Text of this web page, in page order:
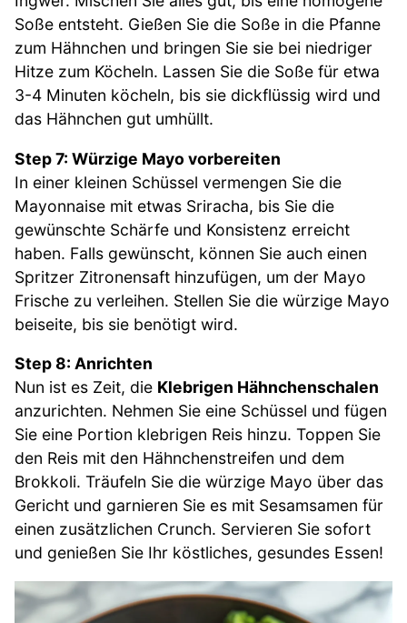
Soße entsteht. Gießen Sie die Soße in die Pfanne
zum Hähnchen und bringen Sie sie bei niedriger
Hitze zum Köcheln. Lassen Sie die Soße für etwa
3-4 Minuten köcheln, bis sie dickflüssig wird und
das Hähnchen gut umhüllt.
Step 7: Würzige Mayo vorbereiten
In einer kleinen Schüssel vermengen Sie die
Mayonnaise mit etwas Sriracha, bis Sie die
gewünschte Schärfe und Konsistenz erreicht
haben. Falls gewünscht, können Sie auch einen
Spritzer Zitronensaft hinzufügen, um der Mayo
Frische zu verleihen. Stellen Sie die würzige Mayo
beiseite, bis sie benötigt wird.
Step 8: Anrichten
Nun ist es Zeit, die Klebrigen Hähnchenschalen
anzurichten. Nehmen Sie eine Schüssel und fügen
Sie eine Portion klebrigen Reis hinzu. Toppen Sie
den Reis mit den Hähnchenstreifen und dem
Brokkoli. Träufeln Sie die würzige Mayo über das
Gericht und garnieren Sie es mit Sesamsamen für
einen zusätzlichen Crunch. Servieren Sie sofort
und genießen Sie Ihr köstliches, gesundes Essen!